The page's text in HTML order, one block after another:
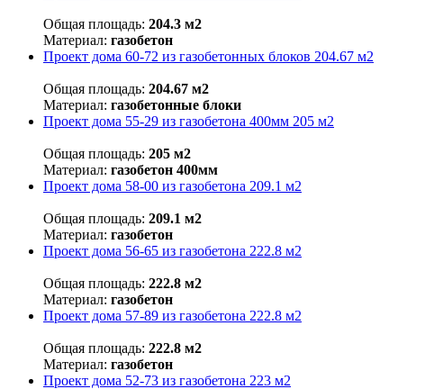
Общая площадь: 204.3 м2
Материал: газобетон
Проект дома 60-72 из газобетонных блоков 204.67 м2
Общая площадь: 204.67 м2
Материал: газобетонные блоки
Проект дома 55-29 из газобетона 400мм 205 м2
Общая площадь: 205 м2
Материал: газобетон 400мм
Проект дома 58-00 из газобетона 209.1 м2
Общая площадь: 209.1 м2
Материал: газобетон
Проект дома 56-65 из газобетона 222.8 м2
Общая площадь: 222.8 м2
Материал: газобетон
Проект дома 57-89 из газобетона 222.8 м2
Общая площадь: 222.8 м2
Материал: газобетон
Проект дома 52-73 из газобетона 223 м2